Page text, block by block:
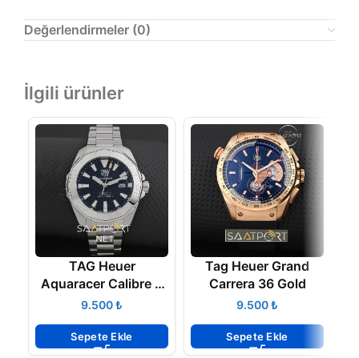
Değerlendirmeler (0)
İlgili ürünler
TAG Heuer
Aquaracer Calibre 5
Automatic 43MM
₺
Sepete Ekle
Tag Heuer Grand
Carrera 36 Gold
₺
Sepete Ekle